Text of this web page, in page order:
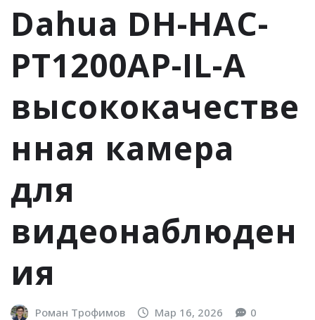
Dahua DH-HAC-
PT1200AP-IL-A
высококачестве
нная камера
для
видеонаблюден
ия
Роман Трофимов Мар 16, 2026 0